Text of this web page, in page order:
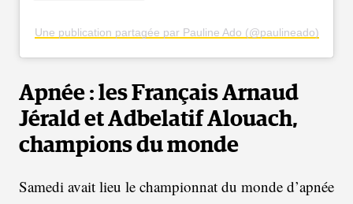
Une publication partagée par Pauline Ado (@paulineado)
Apnée : les Français Arnaud
Jérald et Adbelatif Alouach,
champions du monde
Samedi avait lieu le championnat du monde d’apnée